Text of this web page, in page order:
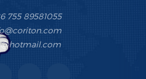
755 89581055